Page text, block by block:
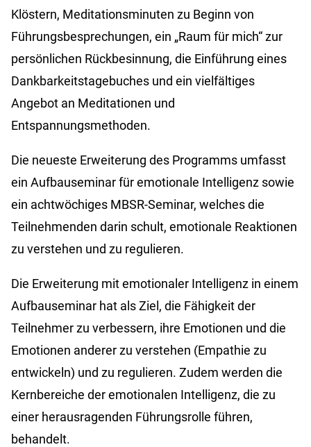
Klöstern, Meditationsminuten zu Beginn von
Führungsbesprechungen, ein „Raum für mich“ zur
persönlichen Rückbesinnung, die Einführung eines
Dankbarkeitstagebuches und ein vielfältiges
Angebot an Meditationen und
Entspannungsmethoden.
Die neueste Erweiterung des Programms umfasst
ein Aufbauseminar für emotionale Intelligenz sowie
ein achtwöchiges MBSR-Seminar, welches die
Teilnehmenden darin schult, emotionale Reaktionen
zu verstehen und zu regulieren.
Die Erweiterung mit emotionaler Intelligenz in einem
Aufbauseminar hat als Ziel, die Fähigkeit der
Teilnehmer zu verbessern, ihre Emotionen und die
Emotionen anderer zu verstehen (Empathie zu
entwickeln) und zu regulieren. Zudem werden die
Kernbereiche der emotionalen Intelligenz, die zu
einer herausragenden Führungsrolle führen,
behandelt.